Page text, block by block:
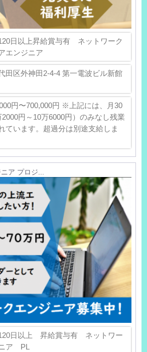
日以上昇給賞与有 ネットワーク
エンジニア
田区外神田2-4-4 第一電波ビル新館
円〜700,000円 ※上記には、月30
2000円～10万6000円）のみなし残業
ています。超過分は別途支給しま
ア プロジ...
日以上 昇給賞与有 ネットワー
ア PL